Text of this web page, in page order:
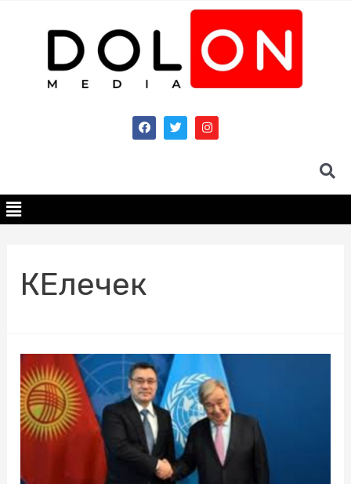
КЕлечек